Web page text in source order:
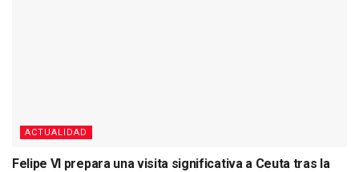
ACTUALIDAD
Felipe VI prepara una visita significativa a Ceuta tras la